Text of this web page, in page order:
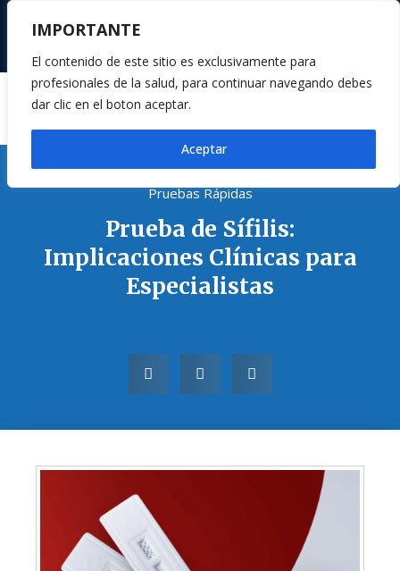
IMPORTANTE
El contenido de este sitio es exclusivamente para
profesionales de la salud, para continuar navegando debes
dar clic en el boton aceptar.
Aceptar
Pruebas Rápidas
Prueba de Sífilis:
Implicaciones Clínicas para
Especialistas